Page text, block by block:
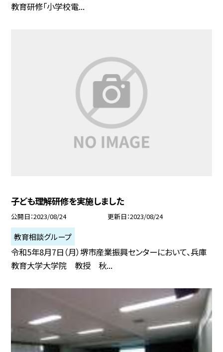
教育研修「小学校電...
子ども理解研修を実施しました
公開日 2023/08/24 更新日 2023/08/24
教育相談グループ
令和5年8月7日（月）堺市産業振興センターにおいて、兵庫
教育大学大学院 教授 秋...